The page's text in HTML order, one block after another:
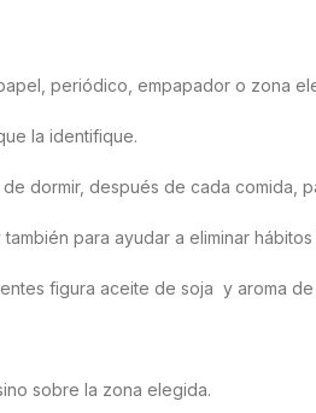
periódico, empapador o zona
la identifique.
dormir, después de cada
para ayudar a eliminar
figura aceite de soja y aroma
sobre la zona elegida.